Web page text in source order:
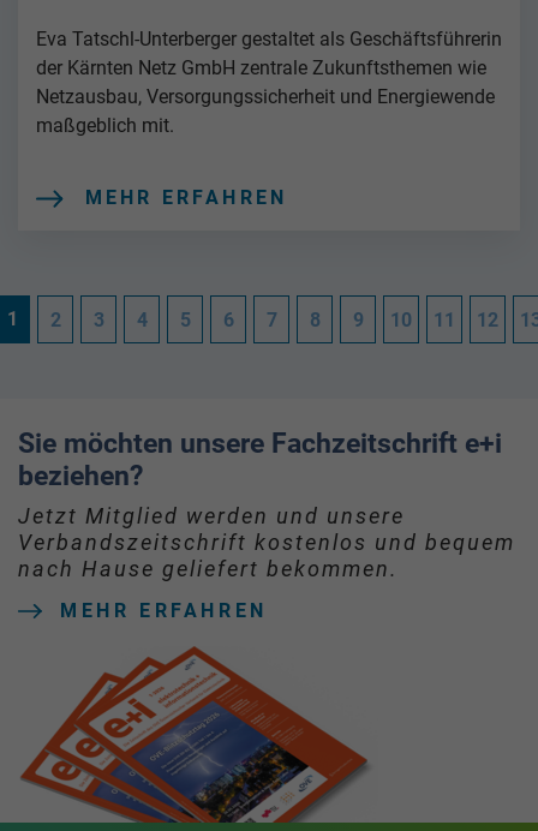
Eva Tatschl-Unterberger gestaltet als Geschäftsführerin
der Kärnten Netz GmbH zentrale Zukunftsthemen wie
Netzausbau, Versorgungssicherheit und Energiewende
maßgeblich mit.
MEHR ERFAHREN
1 2 3 4 5 6 7 8 9 10 11 12
Sie möchten unsere Fachzeitschrift e+i
beziehen?
Jetzt Mitglied werden und unsere
Verbandszeitschrift kostenlos und bequem
nach Hause geliefert bekommen.
MEHR ERFAHREN